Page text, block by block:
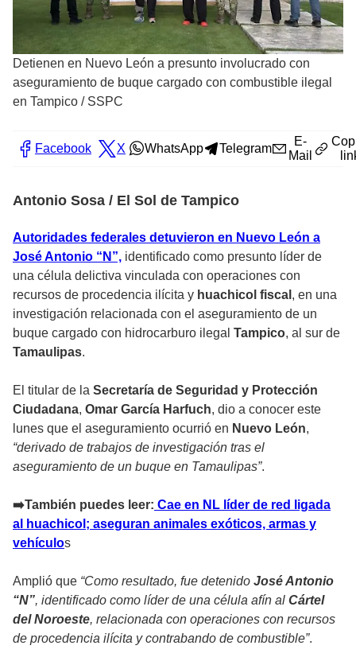
Detienen en Nuevo León a presunto involucrado con
aseguramiento de buque cargado con combustible ilegal
en Tampico / SSPC
Facebook X WhatsApp Telegram
E-
Mail
Antonio Sosa / El Sol de Tampico
Autoridades federales detuvieron en Nuevo León a
José Antonio “N”, identificado como presunto líder de
una célula delictiva vinculada con operaciones con
recursos de procedencia ilícita y huachicol fiscal , en una
investigación relacionada con el aseguramiento de un
buque cargado con hidrocarburo ilegal Tampico, al sur de
Tamaulipas.
El titular de la Secretaría de Seguridad y Protección
Ciudadana, Omar García Harfuch, dio a conocer este
lunes que el aseguramiento ocurrió en Nuevo León,
“derivado de trabajos de investigación tras el
aseguramiento de un buque en Tamaulipas”.
➡️También puedes leer: Cae en NL líder de red ligada
al huachicol; aseguran animales exóticos, armas y
vehículos
Amplió que “Como resultado, fue detenido José Antonio
“N”, identificado como líder de una célula afín al Cártel
del Noroeste, relacionada con operaciones con recursos
de procedencia ilícita y contrabando de combustible”.